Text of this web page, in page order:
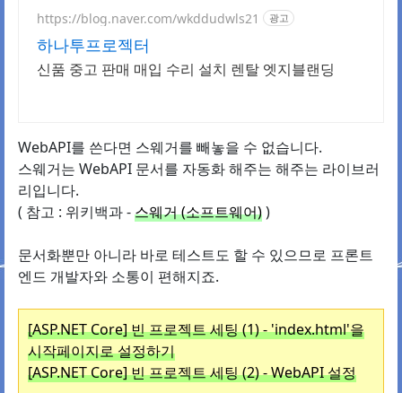
https://blog.naver.com/wkddudwls21 광고
하나투프로젝터
신품 중고 판매 매입 수리 설치 렌탈 엣지블랜딩
WebAPI를 쓴다면 스웨거를 빼놓을 수 없습니다.
스웨거는 WebAPI 문서를 자동화 해주는 해주는 라이브러
리입니다.
( 참고 : 위키백과 -스웨거 (소프트웨어))
문서화뿐만 아니라 바로 테스트도 할 수 있으므로 프론트
엔드 개발자와 소통이 편해지죠.
[ASP.NET Core] 빈 프로젝트 세팅 (1) - 'index.html'을
시작페이지로 설정하기
[ASP.NET Core] 빈 프로젝트 세팅 (2) - WebAPI 설정